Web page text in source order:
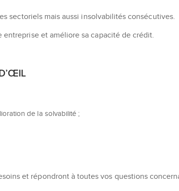
sectoriels mais aussi insolvabilités consécutives.
et améliore sa capacité de crédit.
de la solvabilité ;
et répondront à toutes vos questions